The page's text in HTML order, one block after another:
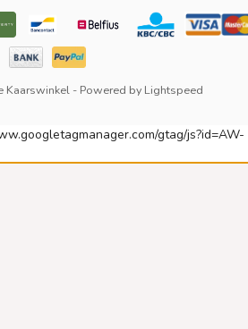
Kaarswinkel - Powered by Lightspeed
gtag/js?id=AW-